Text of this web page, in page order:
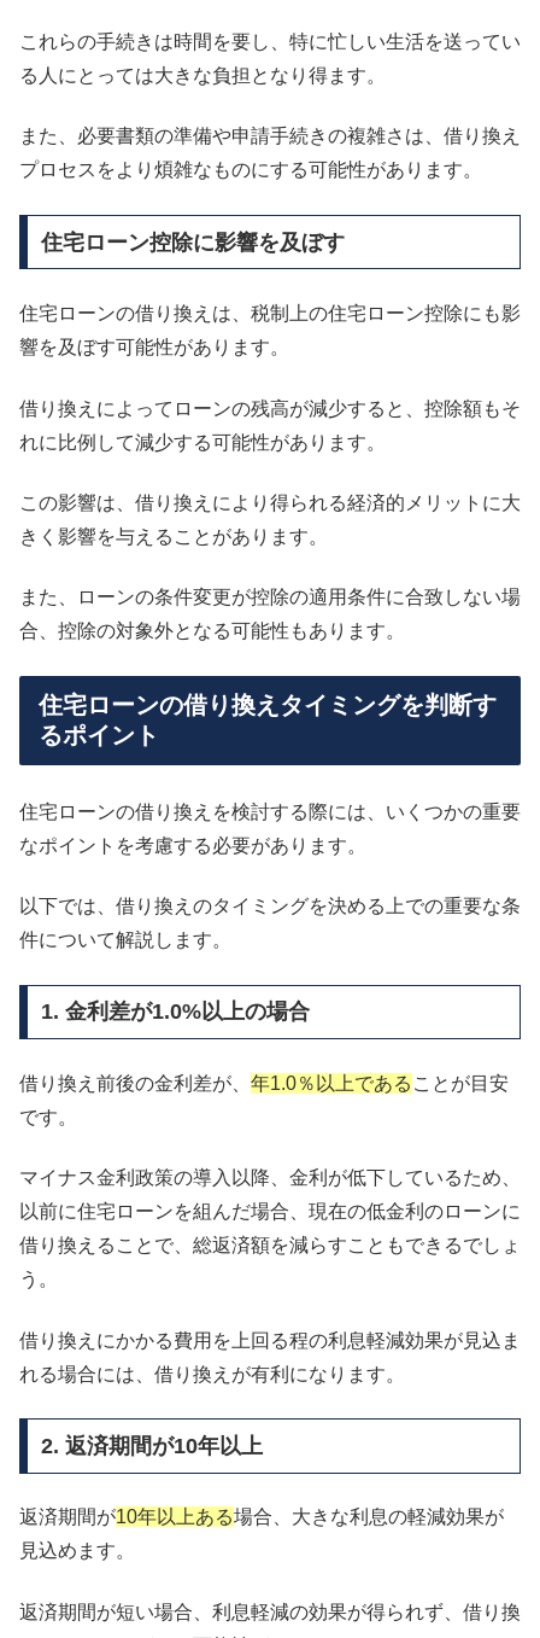
これらの手続きは時間を要し、特に忙しい生活を送ってい
る人にとっては大きな負担となり得ます。
また、必要書類の準備や申請手続きの複雑さは、借り換え
プロセスをより煩雑なものにする可能性があります。
住宅ローン控除に影響を及ぼす
住宅ローンの借り換えは、税制上の住宅ローン控除にも影
響を及ぼす可能性があります。
借り換えによってローンの残高が減少すると、控除額もそ
れに比例して減少する可能性があります。
この影響は、借り換えにより得られる経済的メリットに大
きく影響を与えることがあります。
また、ローンの条件変更が控除の適用条件に合致しない場
合、控除の対象外となる可能性もあります。
住宅ローンの借り換えタイミングを判断す
るポイント
住宅ローンの借り換えを検討する際には、いくつかの重要
なポイントを考慮する必要があります。
以下では、借り換えのタイミングを決める上での重要な条
件について解説します。
1. 金利差が1.0%以上の場合
借り換え前後の金利差が、 年1.0％以上である ことが目安
です。
マイナス金利政策の導入以降、金利が低下しているため、
以前に住宅ローンを組んだ場合、現在の低金利のローンに
借り換えることで、総返済額を減らすこともできるでしょ
う。
借り換えにかかる費用を上回る程の利息軽減効果が見込ま
れる場合には、借り換えが有利になります。
2. 返済期間が10年以上
返済期間が10年以上ある場合、大きな利息の軽減効果が
見込めます。
返済期間が短い場合、利息軽減の効果が得られず、借り換